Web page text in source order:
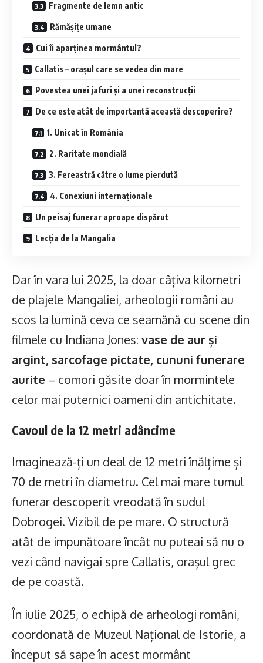
Fragmente de lemn antic
Rămășițe umane
Cui îi aparținea mormântul?
Callatis – orașul care se vedea din mare
Povestea unei jafuri și a unei reconstrucții
De ce este atât de importantă această descoperire?
1. Unicat în România
2. Raritate mondială
3. Fereastră către o lume pierdută
4. Conexiuni internaționale
Un peisaj funerar aproape dispărut
Lecția de la Mangalia
Dar în vara lui 2025, la doar câțiva kilometri
de plajele Mangaliei, arheologii români au
scos la lumină ceva ce seamănă cu scene din
filmele cu Indiana Jones: vase de aur și
argint, sarcofage pictate, cununi funerare
aurite – comori găsite doar în mormintele
celor mai puternici oameni din antichitate.
Cavoul de la 12 metri adâncime
Imaginează-ți un deal de 12 metri înălțime și
70 de metri în diametru. Cel mai mare tumul
funerar descoperit vreodată în sudul
Dobrogei. Vizibil de pe mare. O structură
atât de impunătoare încât nu puteai să nu o
vezi când navigai spre Callatis, orașul grec
de pe coastă.
În iulie 2025, o echipă de arheologi români,
coordonată de Muzeul Național de Istorie, a
început să sape în acest mormânt